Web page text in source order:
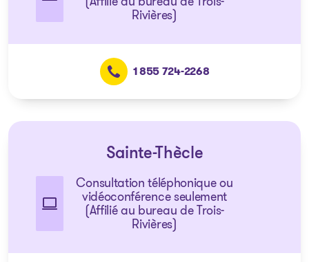
Rivières)
1 855 724-2268
Sainte-Thècle
Consultation téléphonique ou
vidéoconférence seulement
(Affilié au bureau de Trois-
Rivières)